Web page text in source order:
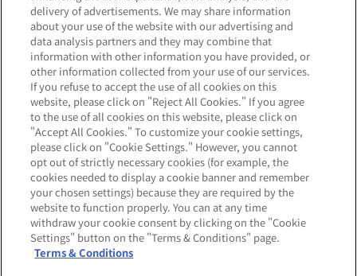
同期間で自動的に継続します（継
続を希望されない場合は、お手続
きが必要となります）。
・自動継続後は継続時点の店頭表示
金利が適用されます。
・税引後の金利は小数点第4位以下切
り捨てにて表示しています。
投資運用コースもございます。詳細は各
ページをご確認ください。
その他の特別金利プラン
退職金 不動産売買 相続
delivery of advertisements. We may share information
about your use of the website with our advertising and
data analysis partners and they may combine that
information with other information you have provided, or
other information collected from your use of our services.
If you refuse to accept the use of all cookies on this
website, please click on "Reject All Cookies." If you agree
to the use of all cookies on this website, please click on
"Accept All Cookies." To customize your cookie settings,
please click on "Cookie Settings." However, you cannot
opt out of strictly necessary cookies (for example, the
cookies needed to display a cookie banner and remember
your chosen settings) because they are required by the
website to function properly. You can at any time
withdraw your cookie consent by clicking on the "Cookie
Settings" button on the "Terms & Conditions" page.
Terms & Conditions